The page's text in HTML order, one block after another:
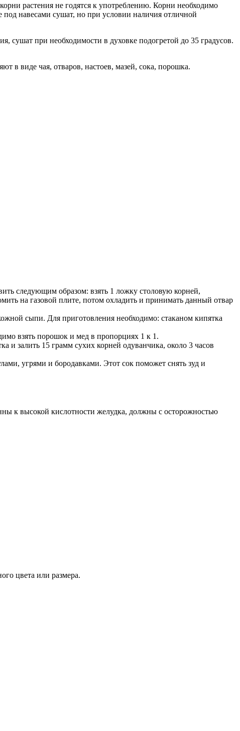
растения не годятся к употреблению. Корни необходимо
навесами сушат, но при условии наличия отличной
сушат при необходимости в духовке подогретой до 35 градусов.
в виде чая, отваров, настоев, мазей, сока, порошка.
следующим образом: взять 1 ложку столовую корней,
на газовой плите, потом охладить и принимать данный отвар
сыпи. Для приготовления необходимо: стаканом кипятка
взять порошок и мед в пропорциях 1 к 1.
и залить 15 грамм сухих корней одуванчика, около 3 часов
угрями и бородавками. Этот сок поможет снять зуд и
к высокой кислотности желудка, должны с осторожностью
цвета или размера.